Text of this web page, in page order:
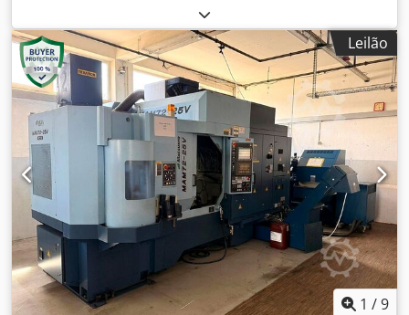
250 mm, curso do eixo Z:
peso da peça de trabalho (máx.):400 kg, modelo de
controlador: AGIEMATIC T, Sem preço mínimo – venda
garantida ao maior lance! DETALHES TÉCNICOS Curso do
eixo X: 350 mm Curso do eixo Y: 250 mm Curso do eixo Z:
350 mm Velocidade rápida: aprox. 720 mm/min Eixos: 4 (X,
Y, Z, C) Área de trabalho Dcjdpjzpypnefx Ahrok Dimensões
da mesa: 600 × 450 mm Dimensões máximas da peça de
trabalho: aprox. 860 × 620 × 350 mm Peso máximo da peça
de trabalho: 400 kg Peso máximo do eletrodo: 100 kg
Dimensões internas do recipiente de trabalho: aprox. 830
× 590 × 350 mm Distância da mesa à ponta do cabeçote:
170 – 520 mm DETALHES DA MÁQUINA Controlo:
AGIEMATIC T Gerador: AGIEPULS 60 Ligação à rede: 400 V /
50 Hz Dimensões e peso Dimensões (C x L x A): aprox. 3.000
× 1.700 × 2.580 mm Peso da máquina: aprox. 2.550 kg
Leilão
1 /9